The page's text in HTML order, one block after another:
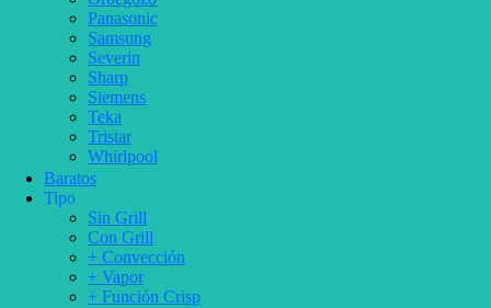
Panasonic
Samsung
Severin
Sharp
Siemens
Teka
Tristar
Whirlpool
Baratos
Tipo
Sin Grill
Con Grill
+ Convección
+ Vapor
+ Función Crisp